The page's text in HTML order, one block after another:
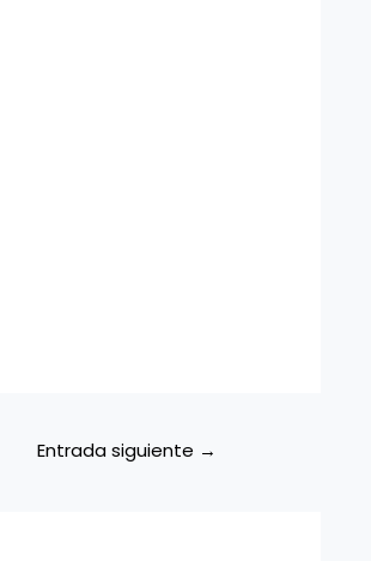
Entrada siguiente →